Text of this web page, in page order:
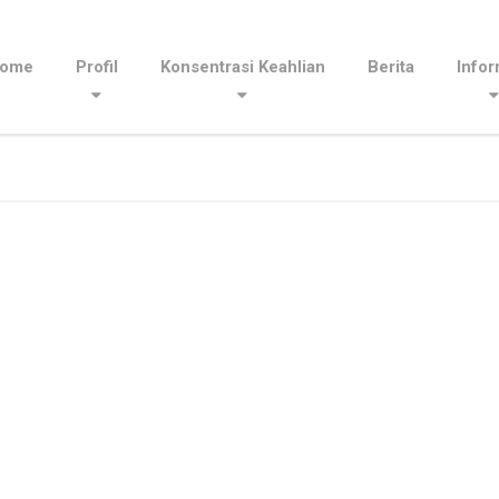
Profil Konsentrasi Keahlian Berita